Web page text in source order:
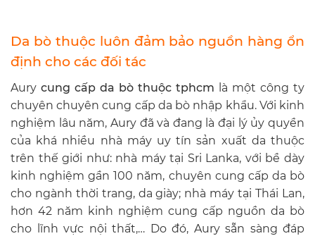
Da bò thuộc luôn đảm bảo nguồn hàng ổn
định cho các đối tác
Aury cung cấp da bò thuộc tphcm là một công ty
chuyên chuyên cung cấp da bò nhập khẩu. Với kinh
nghiệm lâu năm, Aury đã và đang là đại lý ủy quyền
của khá nhiều nhà máy uy tín sản xuất da thuộc
trên thế giới như: nhà máy tại Sri Lanka, với bề dày
kinh nghiệm gần 100 năm, chuyên cung cấp da bò
cho ngành thời trang, da giày; nhà máy tại Thái Lan,
hơn 42 năm kinh nghiệm cung cấp nguồn da bò
cho lĩnh vực nội thất,… Do đó, Aury sẵn sàng đáp